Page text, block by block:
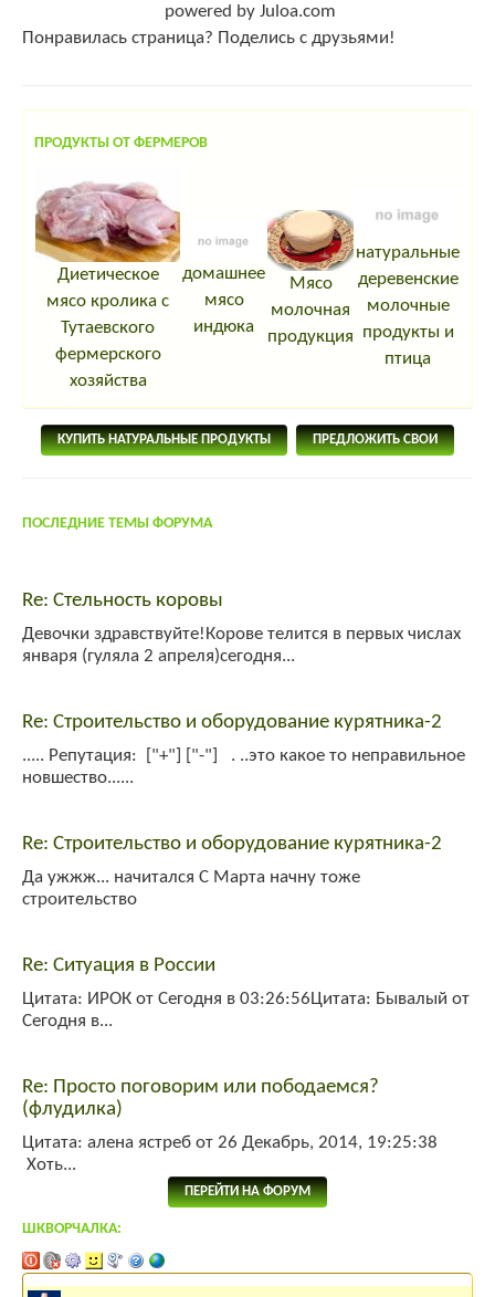
powered by Juloa.com
Понравилась страница? Поделись с друзьями!
ПРОДУКТЫ ОТ ФЕРМЕРОВ
Диетическое
мясо кролика с
Тутаевского
фермерского
хозяйства
домашнее
мясо
индюка
Мясо
молочная
продукция
натуральные
деревенские
молочные
продукты и
птица
КУПИТЬ НАТУРАЛЬНЫЕ ПРОДУКТЫ ПРЕДЛОЖИТЬ СВОИ
ПОСЛЕДНИЕ ТЕМЫ ФОРУМА
Re: Стельность коровы
Девочки здравствуйте!Корове телится в первых числах
января (гуляла 2 апреля)сегодня...
Re: Строительство и оборудование курятника-2
..... Репутация: ["+"] ["-"] . ..это какое то неправильное
новшество......
Re: Строительство и оборудование курятника-2
Да ужжж... начитался С Марта начну тоже
строительство
Re: Ситуация в России
Цитата: ИРОК от Сегодня в 03:26:56Цитата: Бывалый от
Сегодня в...
Re: Просто поговорим или пободаемся?
(флудилка)
Цитата: алена ястреб от 26 Декабрь, 2014, 19:25:38
Хоть...
ПЕРЕЙТИ НА ФОРУМ
ШКВОРЧАЛКА: